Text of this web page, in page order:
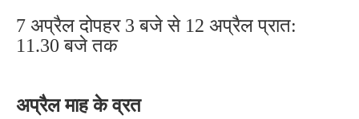
7 अप्रैल दोपहर 3 बजे से 12 अप्रैल प्रात:
11.30 बजे तक
अप्रैल माह के व्रत